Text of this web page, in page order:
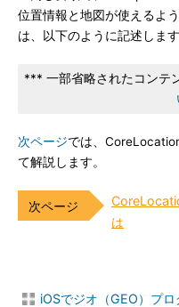
位置情報と地図が使えるよ
は、以下のように記述します
*** 一部省略されたコンテ
次ページでは、
て解説します。
は
iOSでジオ（GEO）プ